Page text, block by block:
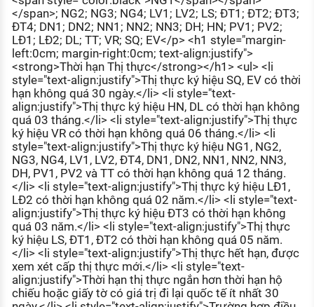
</span>; NG2; NG3; NG4; LV1; LV2; LS; ĐT1; ĐT2; ĐT3;
ĐT4; DN1; DN2; NN1; NN2; NN3; DH; HN; PV1; PV2;
LĐ1; LĐ2; DL; TT; VR; SQ; EV</p> <h1 style="margin-
left:0cm; margin-right:0cm; text-align:justify">
<strong>Thời hạn Thị thực</strong></h1> <ul> <li
style="text-align:justify">Thị thực ký hiệu SQ, EV có thời
hạn không quá 30 ngày.</li> <li style="text-
align:justify">Thị thực ký hiệu HN, DL có thời hạn không
quá 03 tháng.</li> <li style="text-align:justify">Thị thực
ký hiệu VR có thời hạn không quá 06 tháng.</li> <li
style="text-align:justify">Thị thực ký hiệu NG1, NG2,
NG3, NG4, LV1, LV2, ĐT4, DN1, DN2, NN1, NN2, NN3,
DH, PV1, PV2 và TT có thời hạn không quá 12 tháng.
</li> <li style="text-align:justify">Thị thực ký hiệu LĐ1,
LĐ2 có thời hạn không quá 02 năm.</li> <li style="text-
align:justify">Thị thực ký hiệu ĐT3 có thời hạn không
quá 03 năm.</li> <li style="text-align:justify">Thị thực
ký hiệu LS, ĐT1, ĐT2 có thời hạn không quá 05 năm.
</li> <li style="text-align:justify">Thị thực hết hạn, được
xem xét cấp thị thực mới.</li> <li style="text-
align:justify">Thời hạn thị thực ngắn hơn thời hạn hộ
chiếu hoặc giấy tờ có giá trị đi lại quốc tế ít nhất 30